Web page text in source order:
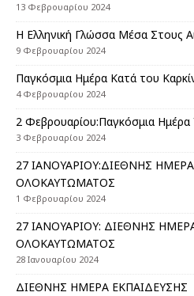
13 Φεβρουαρίου 2024
Η Ελληνική Γλώσσα Μέσα Στους
9 Φεβρουαρίου 2024
Παγκόσμια Ημέρα Κατά του
4 Φεβρουαρίου 2024
2 Φεβρουαρίου:Παγκόσμια
3 Φεβρουαρίου 2024
27 ΙΑΝΟΥΑΡΙΟΥ:ΔΙΕΘΝΗΣ
ΟΛΟΚΑΥΤΩΜΑΤΟΣ
1 Φεβρουαρίου 2024
27 ΙΑΝΟΥΑΡΙΟΥ: ΔΙΕΘΝΗΣ
ΟΛΟΚΑΥΤΩΜΑΤΟΣ
28 Ιανουαρίου 2024
ΔΙΕΘΝΗΣ ΗΜΕΡΑ ΕΚΠΑΙΔΕΥΣΗΣ